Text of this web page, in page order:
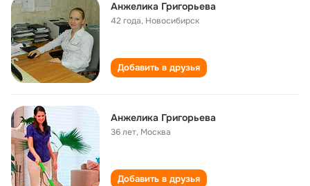
Анжелика Григорьева
42 года, Новосибирск
Добавить в друзья
Анжелика Григорьева
36 лет, Москва
Добавить в друзья